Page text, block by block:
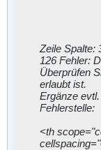
Zeile Spalte:
126 Fehler:
Überprüfen
erlaubt ist.
Ergänze
Fehlerstelle:
<th